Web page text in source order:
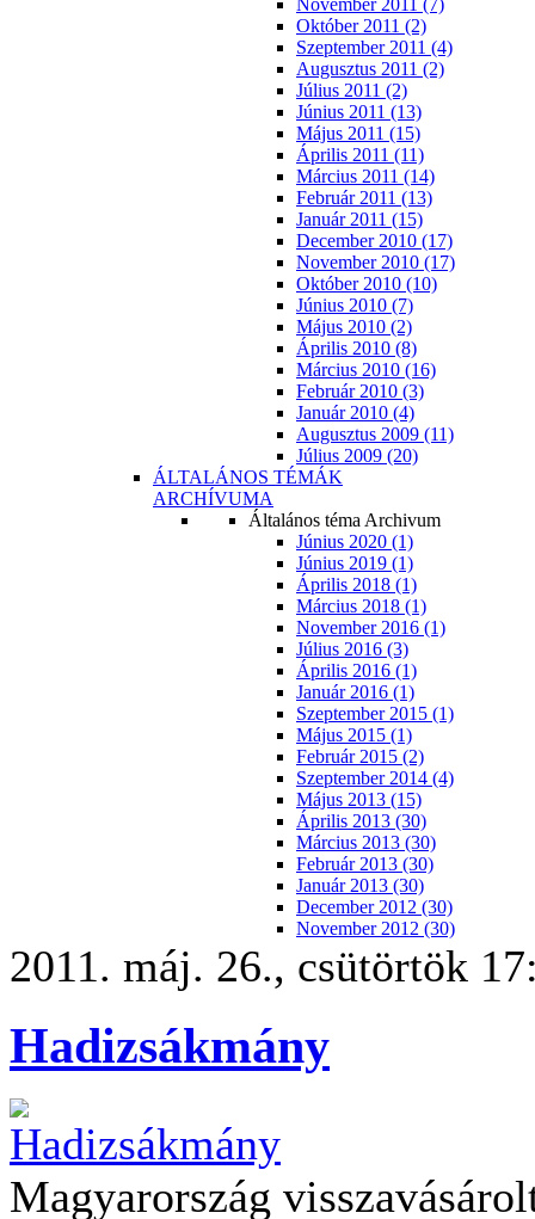
November 2011 (7)
Október 2011 (2)
Szeptember 2011 (4)
Augusztus 2011 (2)
Július 2011 (2)
Június 2011 (13)
Május 2011 (15)
Április 2011 (11)
Március 2011 (14)
Február 2011 (13)
Január 2011 (15)
December 2010 (17)
November 2010 (17)
Október 2010 (10)
Június 2010 (7)
Május 2010 (2)
Április 2010 (8)
Március 2010 (16)
Február 2010 (3)
Január 2010 (4)
Augusztus 2009 (11)
Július 2009 (20)
ÁLTALÁNOS TÉMÁK
ARCHÍVUMA
Általános téma Archivum
Június 2020 (1)
Június 2019 (1)
Április 2018 (1)
Március 2018 (1)
November 2016 (1)
Július 2016 (3)
Április 2016 (1)
Január 2016 (1)
Szeptember 2015 (1)
Május 2015 (1)
Február 2015 (2)
Szeptember 2014 (4)
Május 2013 (15)
Április 2013 (30)
Március 2013 (30)
Február 2013 (30)
Január 2013 (30)
December 2012 (30)
November 2012 (30)
2011. máj. 26., csütörtök
Hadizsákmány
Magyarország